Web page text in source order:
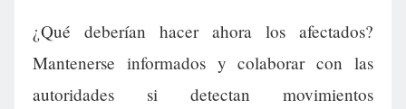
¿Qué deberían hacer ahora los afectados?
Mantenerse informados y colaborar con las
autoridades si detectan movimientos